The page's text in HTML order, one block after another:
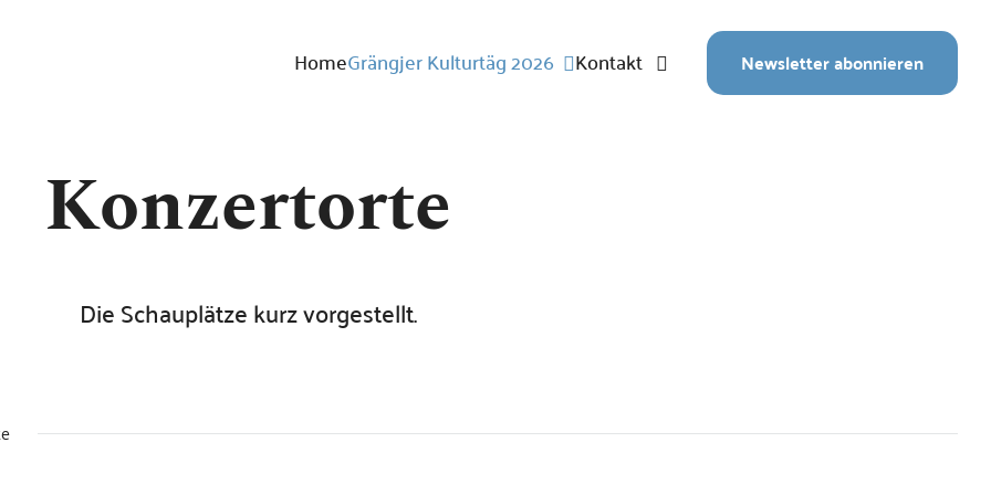
HomeGrängjer Kulturtäg 2026 Kontakt Newsletter abonnieren
Konzertorte
Die Schauplätze kurz vorgestellt.